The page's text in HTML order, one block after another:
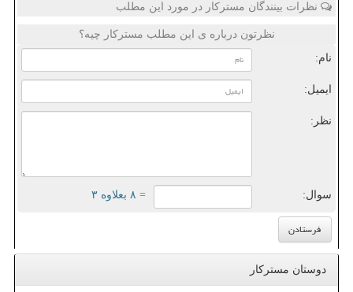
نظرات بینندگان مسترکار در مورد این مطلب
نظرتون درباره ی این مطلب مسترکار چیه؟
نام:
ایمیل:
نظر:
سوال: = ۸ بعلاوه ۳
دوستان مسترکار